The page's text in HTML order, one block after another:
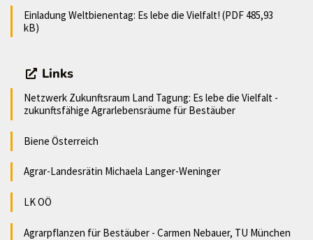
Einladung Weltbienentag: Es lebe die Vielfalt! (PDF 485,93
kB)
Links
Netzwerk Zukunftsraum Land Tagung: Es lebe die Vielfalt -
zukunftsfähige Agrarlebensräume für Bestäuber
Biene Österreich
Agrar-Landesrätin Michaela Langer-Weninger
LK OÖ
Agrarpflanzen für Bestäuber - Carmen Nebauer, TU München